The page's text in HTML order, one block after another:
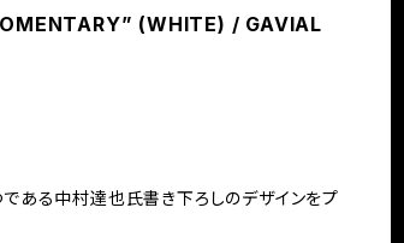
(WHITE) / GAVIAL
ある中村達也氏書き下ろしのデザインをプ